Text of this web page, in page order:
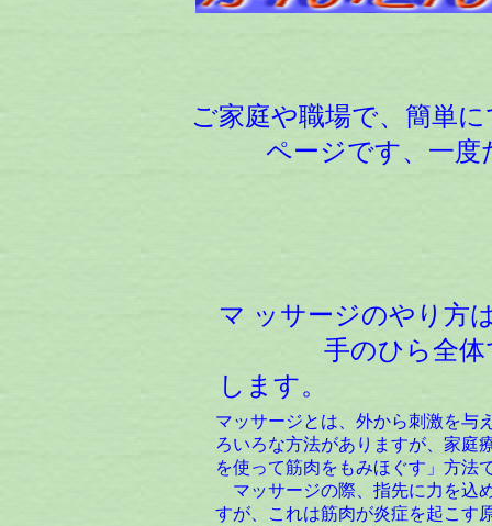
ご家庭や職場で、簡単
ページです、一度た
マ ッサージのやり方
手のひら全体で
します。
マッサージとは、外から刺激を与
ろいろな方法がありますが、家庭
を使って筋肉をもみほぐす」方法
マッサージの際、指先に力を込
すが、これは筋肉が炎症を起こす